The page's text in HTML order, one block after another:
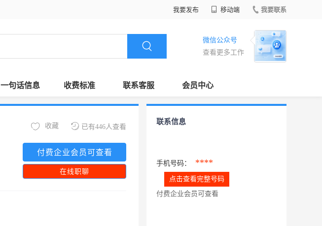
我要发布 移动端 我要联系
微信公众号
查看更多工作
一句话信息 收费标准 联系客服 会员中心
已有446人查看
收藏
付费企业会员可查看
在线职聊
联系信息
手机号码： ****
点击查看完整号码
付费企业会员可查看